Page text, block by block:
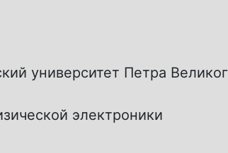
университет Петра
электроники